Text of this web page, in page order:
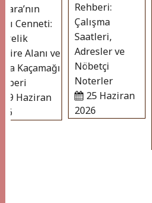
Cenneti:
Alanı ve
Kaçamağı
Haziran
Rehberi:
Çalışma
Saatleri,
Adresler ve
Nöbetçi
Noterler
25 Haziran
2026